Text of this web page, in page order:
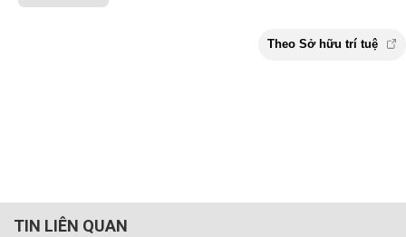
TIN LIÊN QUAN